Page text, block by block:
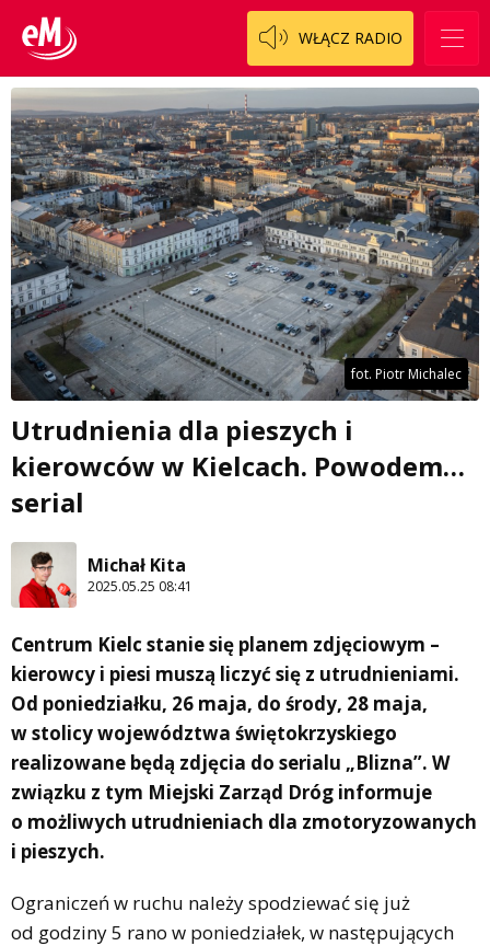
WŁĄCZ RADIO
fot. Piotr Michalec
Utrudnienia dla pieszych i
kierowców w Kielcach. Powodem…
serial
Michał Kita
2025.05.25 08:41
Centrum Kielc stanie się planem zdjęciowym –
kierowcy i piesi muszą liczyć się z utrudnieniami.
Od poniedziałku, 26 maja, do środy, 28 maja,
w stolicy województwa świętokrzyskiego
realizowane będą zdjęcia do serialu „Blizna”. W
związku z tym Miejski Zarząd Dróg informuje
o możliwych utrudnieniach dla zmotoryzowanych
i pieszych.
Ograniczeń w ruchu należy spodziewać się już
od godziny 5 rano w poniedziałek, w następujących